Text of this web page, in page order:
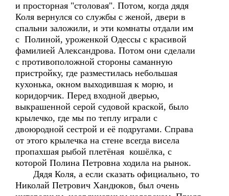
и просторная "столовая". Потом, когда дядя
Коля вернулся со службы с женой, двери в
спальни заложили, и эти комнаты отдали им
с Полиной, уроженкой Одессы с красивой
фамилией Александрова. Потом они сделали
с противоположной стороны саманную
пристройку, где разместилась небольшая
кухонька, окном выходившая к морю, и
коридорчик. Перед входной дверью,
выкрашенной серой судовой краской, было
крылечко, где мы по теплу играли с
двоюродной сестрой и её подругами. Справа
от этого крылечка на стене всегда висела
пропахшая рыбой плетёная кошёлка, с
которой Полина Петровна ходила на рынок.
Дядя Коля, а если сказать официально, то
Николай Петрович Хандюков, был очень